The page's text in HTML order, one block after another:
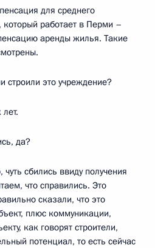
для среднего
который работает в Перми –
аренды жилья. Такие
строили это учреждение?
да?
чуть сбились ввиду получения
что справились. Это
сказали, что это
плюс коммуникации,
как говорят строители,
потенциал, то есть сейчас